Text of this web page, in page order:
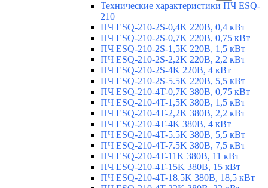
Технические характеристики ПЧ ESQ-
210
ПЧ ESQ-210-2S-0,4K 220В, 0,4 кВт
ПЧ ESQ-210-2S-0,7K 220В, 0,75 кВт
ПЧ ESQ-210-2S-1,5K 220В, 1,5 кВт
ПЧ ESQ-210-2S-2,2K 220В, 2,2 кВт
ПЧ ESQ-210-2S-4K 220В, 4 кВт
ПЧ ESQ-210-2S-5.5K 220В, 5,5 кВт
ПЧ ESQ-210-4T-0,7K 380В, 0,75 кВт
ПЧ ESQ-210-4T-1,5K 380В, 1,5 кВт
ПЧ ESQ-210-4T-2,2K 380В, 2,2 кВт
ПЧ ESQ-210-4T-4K 380В, 4 кВт
ПЧ ESQ-210-4T-5.5K 380В, 5,5 кВт
ПЧ ESQ-210-4T-7.5K 380В, 7,5 кВт
ПЧ ESQ-210-4T-11K 380В, 11 кВт
ПЧ ESQ-210-4T-15K 380В, 15 кВт
ПЧ ESQ-210-4T-18.5K 380В, 18,5 кВт